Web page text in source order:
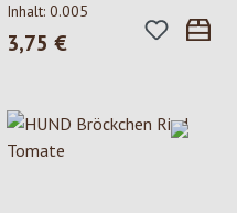
Inhalt: 0.005
Regulärer Preis:
3,75 €